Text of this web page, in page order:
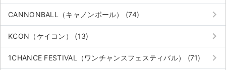
CANNONBALL（キャノンボール） (74) keyboard_arrow_right
KCON（ケイコン） (13) keyboard_arrow_right
1CHANCE FESTIVAL（ワンチャンスフェスティバル） (71) keyboard_arrow_right